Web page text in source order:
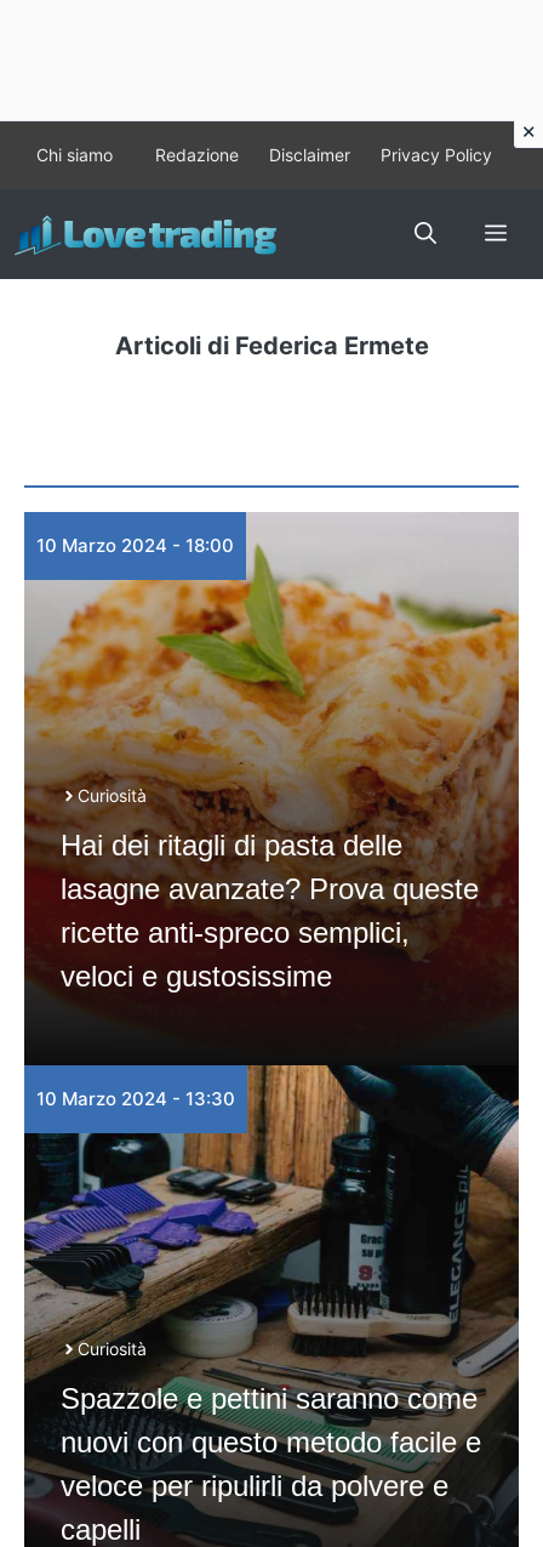
contenuto
Chi siamo Redazione Disclaimer Privacy Policy
Articoli di Federica Ermete
10 Marzo 2024 - 18:00
Curiosità
Hai dei ritagli di pasta delle
lasagne avanzate? Prova queste
ricette anti-spreco semplici,
veloci e gustosissime
10 Marzo 2024 - 13:30
Curiosità
Spazzole e pettini saranno come
nuovi con questo metodo facile e
veloce per ripulirli da polvere e
capelli